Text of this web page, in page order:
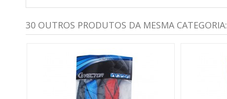
30 OUTROS PRODUTOS DA MESMA CATEGORIA: